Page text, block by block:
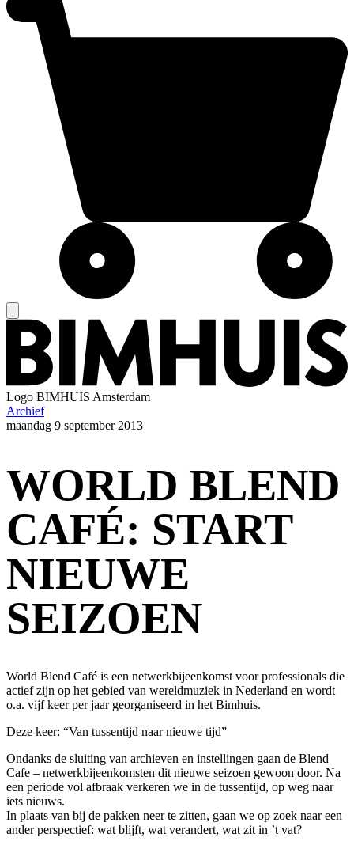
Logo BIMHUIS Amsterdam
Archief
maandag 9 september 2013
WORLD BLEND
CAFÉ: START
NIEUWE
SEIZOEN
World Blend Café is een netwerkbijeenkomst voor professionals die
actief zijn op het gebied van wereldmuziek in Nederland en wordt
o.a. vijf keer per jaar georganiseerd in het Bimhuis.
Deze keer: “Van tussentijd naar nieuwe tijd”
Ondanks de sluiting van archieven en instellingen gaan de Blend
Cafe – netwerkbijeenkomsten dit nieuwe seizoen gewoon door. Na
een periode vol afbraak verkeren we in de tussentijd, op weg naar
iets nieuws.
In plaats van bij de pakken neer te zitten, gaan we op zoek naar een
ander perspectief: wat blijft, wat verandert, wat zit in ’t vat?